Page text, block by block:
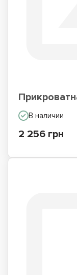
В наличии
2 256 грн